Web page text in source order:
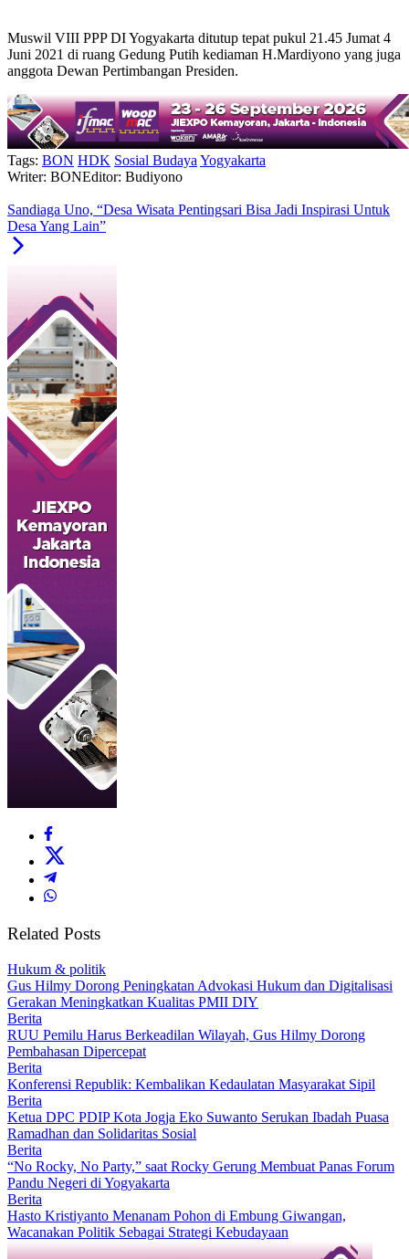
Muswil VIII PPP DI Yogyakarta ditutup tepat pukul 21.45 Jumat 4
Juni 2021 di ruang Gedung Putih kediaman H.Mardiyono yang juga
anggota Dewan Pertimbangan Presiden.
Tags: BON HDK Sosial Budaya Yogyakarta
Writer: BONEditor: Budiyono
Sandiaga Uno, “Desa Wisata Pentingsari Bisa Jadi Inspirasi Untuk
Desa Yang Lain”
Related Posts
Hukum & politik
Gus Hilmy Dorong Peningkatan Advokasi Hukum dan Digitalisasi
Gerakan Meningkatkan Kualitas PMII DIY
Berita
RUU Pemilu Harus Berkeadilan Wilayah, Gus Hilmy Dorong
Pembahasan Dipercepat
Berita
Konferensi Republik: Kembalikan Kedaulatan Masyarakat Sipil
Berita
Ketua DPC PDIP Kota Jogja Eko Suwanto Serukan Ibadah Puasa
Ramadhan dan Solidaritas Sosial
Berita
“No Rocky, No Party,” saat Rocky Gerung Membuat Panas Forum
Pandu Negeri di Yogyakarta
Berita
Hasto Kristiyanto Menanam Pohon di Embung Giwangan,
Wacanakan Politik Sebagai Strategi Kebudayaan